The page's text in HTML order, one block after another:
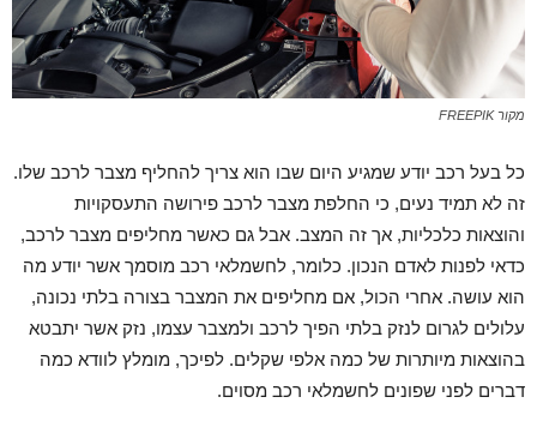
מקור FREEPIK
כל בעל רכב יודע שמגיע היום שבו הוא צריך להחליף מצבר לרכב שלו.
זה לא תמיד נעים, כי החלפת מצבר לרכב פירושה התעסקויות
והוצאות כלכליות, אך זה המצב. אבל גם כאשר מחליפים מצבר לרכב,
כדאי לפנות לאדם הנכון. כלומר, לחשמלאי רכב מוסמך אשר יודע מה
הוא עושה. אחרי הכול, אם מחליפים את המצבר בצורה בלתי נכונה,
עלולים לגרום לנזק בלתי הפיך לרכב ולמצבר עצמו, נזק אשר יתבטא
בהוצאות מיותרות של כמה אלפי שקלים. לפיכך, מומלץ לוודא כמה
דברים לפני שפונים לחשמלאי רכב מסוים.